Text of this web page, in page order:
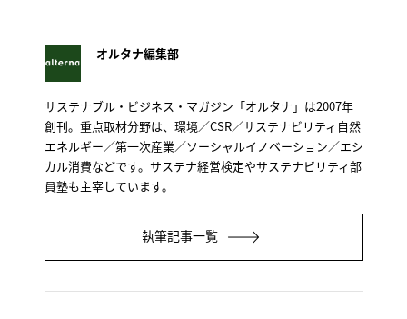
オルタナ編集部
サステナブル・ビジネス・マガジン「オルタナ」は2007年
創刊。重点取材分野は、環境／CSR／サステナビリティ自然
エネルギー／第一次産業／ソーシャルイノベーション／エシ
カル消費などです。サステナ経営検定やサステナビリティ部
員塾も主宰しています。
執筆記事一覧